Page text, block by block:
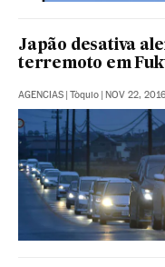
Japão desativa
terremoto em
AGENCIAS | Tòquio | NOV 22,